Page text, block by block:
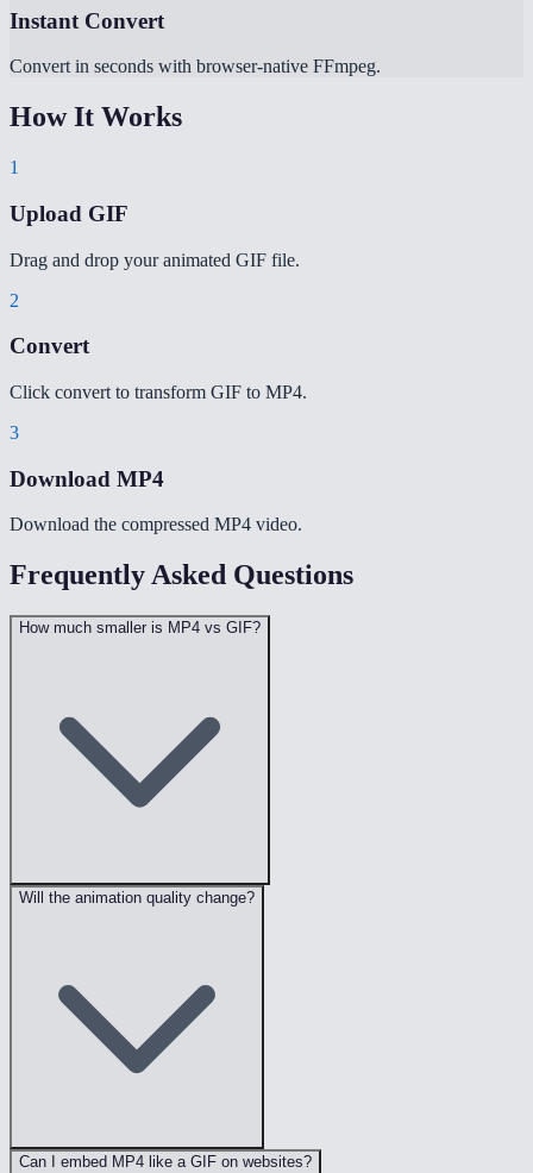
Instant Convert
Convert in seconds with browser-native FFmpeg.
How It Works
1
Upload GIF
Drag and drop your animated GIF file.
2
Convert
Click convert to transform GIF to MP4.
3
Download MP4
Download the compressed MP4 video.
Frequently Asked Questions
How much smaller is MP4 vs GIF?
Will the animation quality change?
Can I embed MP4 like a GIF on websites?